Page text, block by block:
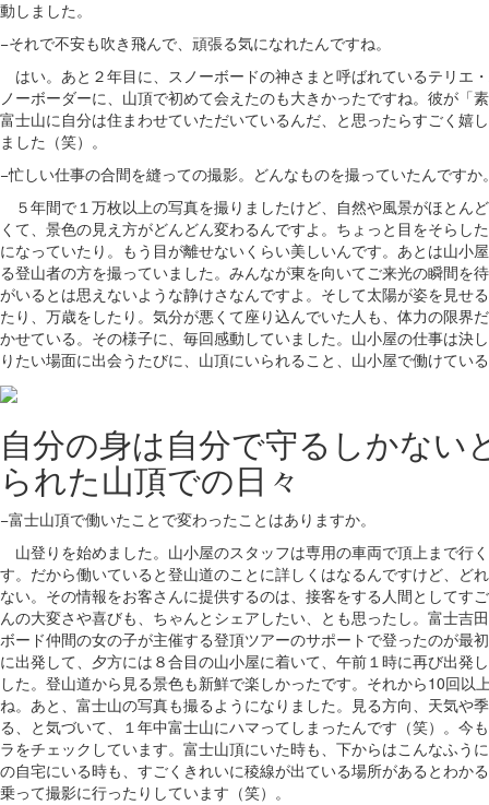
動しました。
−それで不安も吹き飛んで、頑張る気になれたんですね。
はい。あと２年目に、スノーボードの神さまと呼ばれているテリエ
ノーボーダーに、山頂で初めて会えたのも大きかったですね。彼が「
富士山に自分は住まわせていただいているんだ、と思ったらすごく嬉
ました（笑）。
−忙しい仕事の合間を縫っての撮影。どんなものを撮っていたんですか
５年間で１万枚以上の写真を撮りましたけど、自然や風景がほとん
くて、景色の見え方がどんどん変わるんですよ。ちょっと目をそらし
になっていたり。もう目が離せないくらい美しいんです。あとは山小
る登山者の方を撮っていました。みんなが東を向いてご来光の瞬間を
がいるとは思えないような静けさなんですよ。そして太陽が姿を見せ
たり、万歳をしたり。気分が悪くて座り込んでいた人も、体力の限界
かせている。その様子に、毎回感動していました。山小屋の仕事は決
りたい場面に出会うたびに、山頂にいられること、山小屋で働けてい
自分の身は自分で守るしかない
られた山頂での日々
−富士山頂で働いたことで変わったことはありますか。
山登りを始めました。山小屋のスタッフは専用の車両で頂上まで行
す。だから働いていると登山道のことに詳しくはなるんですけど、ど
ない。その情報をお客さんに提供するのは、接客をする人間としてす
んの大変さや喜びも、ちゃんとシェアしたい、とも思ったし。富士吉
ボード仲間の女の子が主催する登頂ツアーのサポートで登ったのが最
に出発して、夕方には８合目の山小屋に着いて、午前１時に再び出発
した。登山道から見る景色も新鮮で楽しかったです。それから10回以
ね。あと、富士山の写真も撮るようになりました。見る方向、天気や
る、と気づいて、１年中富士山にハマってしまったんです（笑）。今
ラをチェックしています。富士山頂にいた時も、下からはこんなふう
の自宅にいる時も、すごくきれいに稜線が出ている場所があるとわか
乗って撮影に行ったりしています（笑）。